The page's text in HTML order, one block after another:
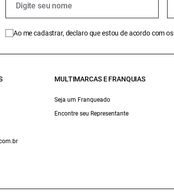
Ao me cadastrar, declaro que estou de acordo com os
MULTIMARCAS E FRANQUIAS
Seja um Franqueado
Encontre seu Representante